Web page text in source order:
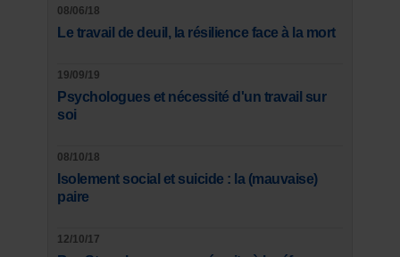
08/06/18
Le travail de deuil, la résilience face à la mort
19/09/19
Psychologues et nécessité d'un travail sur
soi
08/10/18
Isolement social et suicide : la (mauvaise)
paire
12/10/17